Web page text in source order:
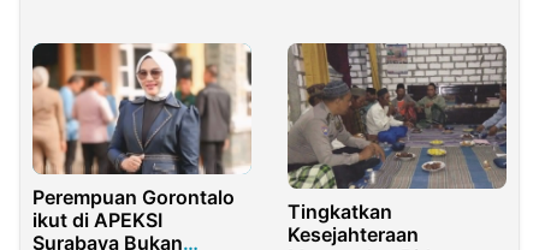
Perempuan Gorontalo
ikut di APEKSI
Surabaya Bukan
Tingkatkan
Kesejahteraan